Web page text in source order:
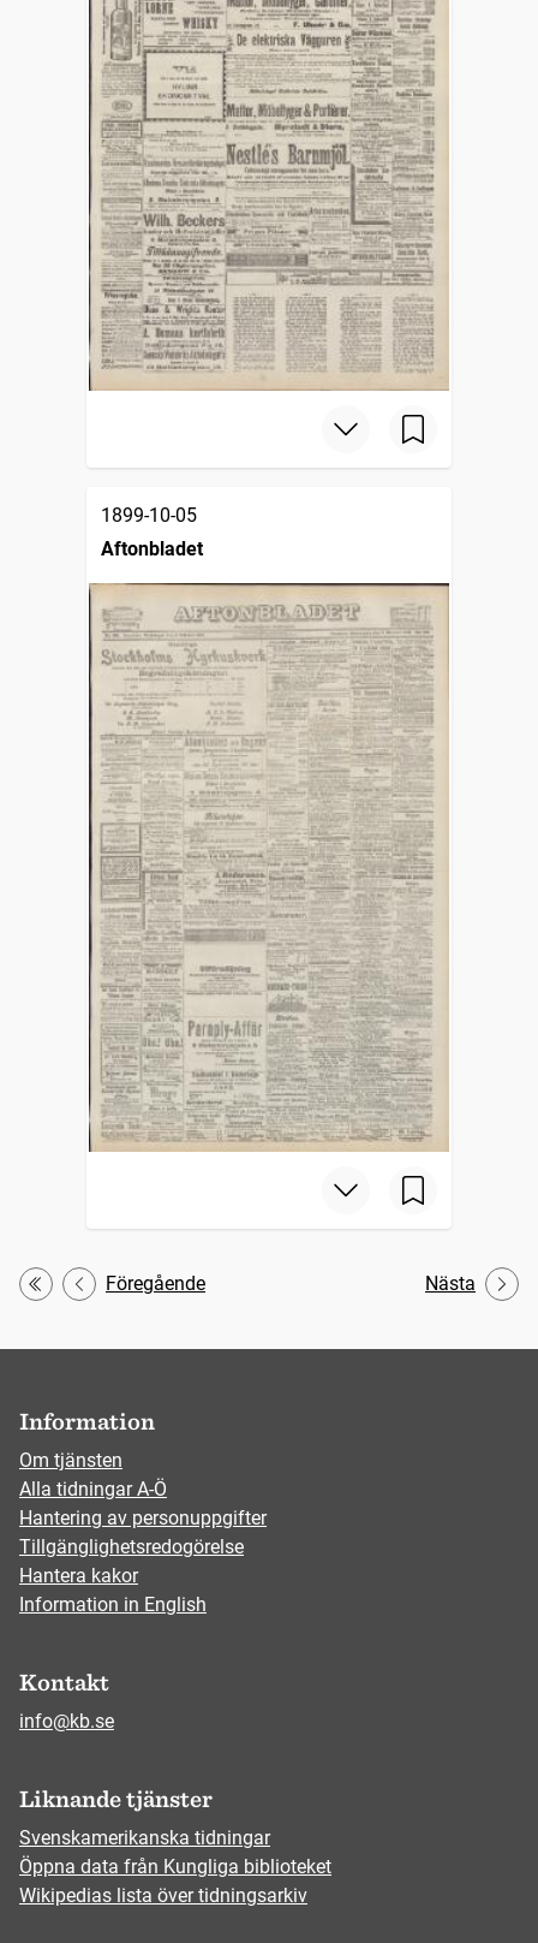
1899-10-05
Aftonbladet
Första
Föregående Nästa
Information
Om tjänsten
Alla tidningar A-Ö
Hantering av personuppgifter
Tillgänglighetsredogörelse
Hantera kakor
Information in English
Kontakt
info@kb.se
Liknande tjänster
Svenskamerikanska tidningar
Öppna data från Kungliga biblioteket
Wikipedias lista över tidningsarkiv